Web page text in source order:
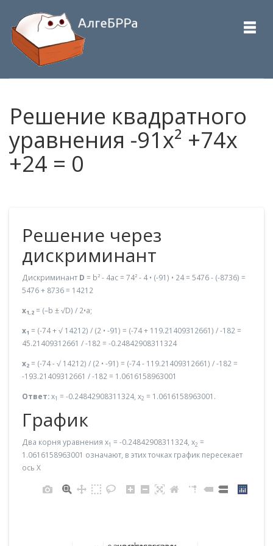
Решение квадратного
уравнения -91x² +74x
+24 = 0
Решение через
дискриминант
Дискриминант D = b² - 4ac = 74² - 4 • (-91) • 24 = 5476 - (-8736) =
5476 + 8736 = 14212
x1,2 = (–b ± √D) / 2•a;
x1 = (-74 + √ 14212) / (2 • -91) = (-74 + 119.21409312661) / -182 =
45.21409312661 / -182 = -0.24842908311324
x2 = (-74 - √ 14212) / (2 • -91) = (-74 - 119.21409312661) / -182 =
-193.21409312661 / -182 = 1.0616158963001
Ответ:x1 = -0.24842908311324, x2 = 1.0616158963001.
График
Два корня уравнения x1 = -0.24842908311324, x2 =
1.0616158963001 означают, в этих точках график пересекает
ось X